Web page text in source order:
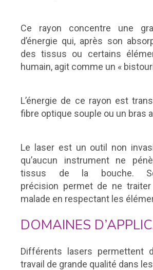
Ce rayon concentre une
d’énergie qui, après son
des tissus ou certains
humain, agit comme un «
L’énergie de ce rayon est
fibre optique souple ou un bras
Le laser est un outil non
qu’aucun instrument ne
tissus de la bouche.
précision permet de ne
malade en respectant les
DOMAINES
Différents lasers permettent
travail de grande qualité dans